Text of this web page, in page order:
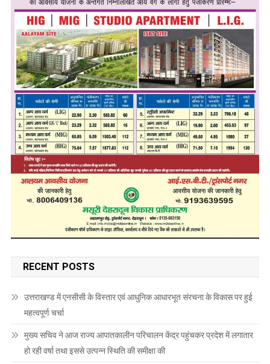
RECENT POSTS
उत्तराखण्ड में एनसीसी के विस्तार एवं आधुनिक आधारभूत संरचना के विकास पर हुई
महत्वपूर्ण चर्चा
मुख्य सचिव ने आज राज्य आपातकालीन परिचालन केंद्र पहुंचकर प्रदेश में लगातार
हो रही वर्षा तथा इससे उत्पन्न स्थिति की समीक्षा की